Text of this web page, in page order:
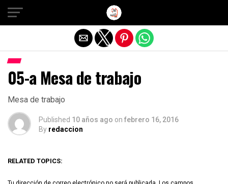
05-a Mesa de trabajo
Mesa de trabajo
Published 10 años ago on febrero 16, 2016
By redaccion
RELATED TOPICS:
Salir de la versión móvil